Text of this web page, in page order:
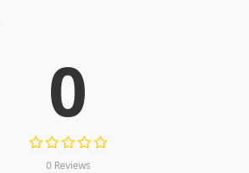
0
0 Reviews